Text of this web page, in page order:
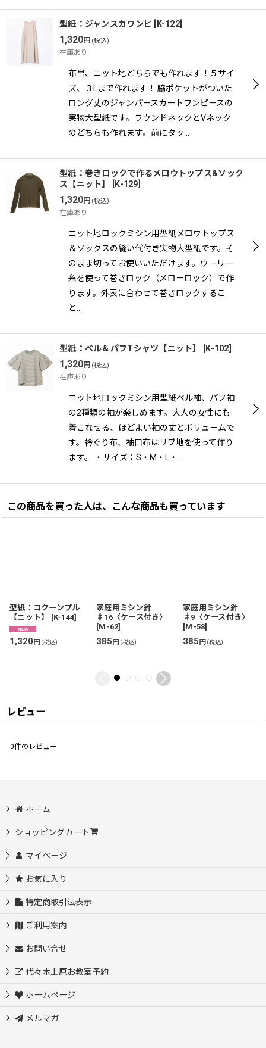
型紙：ジャンスカワンピ K-122
1,320円 (税込)
在庫あり
布帛、ニット地どちらでも作れます！５サイ
ズ、３Lまで作れます！ 脇ポケットがついた
ロング丈のジャンパースカートワンピースの
実物大型紙です。ラウンドネックとVネック
のどちらも作れます。前にタッ…
型紙：巻きロックで作るメロウトップス&ソック
ス【ニット】
K-129
1,320円 (税込)
在庫あり
ニット地ロックミシン用型紙メロウトップス
＆ソックスの縫い代付き実物大型紙です。そ
のまま切ってお使いいただけます。ウーリー
糸を使って巻きロック（メローロック）で作
ります。外表に合わせて巻きロックするこ
と…
型紙：ベル＆パフTシャツ【ニット】 K-102
1,320円 (税込)
在庫あり
ニット地ロックミシン用型紙ベル袖、パフ袖
の2種類の袖が楽しめます。大人の女性にも
着こなせる、ほどよい袖の丈とボリュームで
す。衿ぐり布、袖口布はリブ地を使って作り
ます。 ・サイズ：S・M・L・…
この商品を買った人は、こんな商品も買っています
型紙：コクーンプル
【ニット】
[K-144]
1,320円(税込)
家庭用ミシン針
♯16〈ケース付き〉
[M-62]
385円(税込)
家庭用ミシン針
♯9〈ケース付き〉
[M-58]
385円(税込)
レビュー
0件のレビュー
ホーム
ショッピングカート
マイページ
お気に入り
特定商取引法表示
ご利用案内
お問い合せ
代々木上原お教室予約
ホームページ
メルマガ